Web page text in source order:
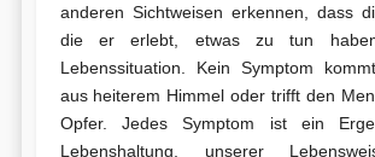
anderen Sichtweisen erkennen, dass
die er erlebt, etwas zu tun
Lebenssituation. Kein Symptom
aus heiterem Himmel oder trifft den
Opfer. Jedes Symptom ist ein
Lebenshaltung, unserer